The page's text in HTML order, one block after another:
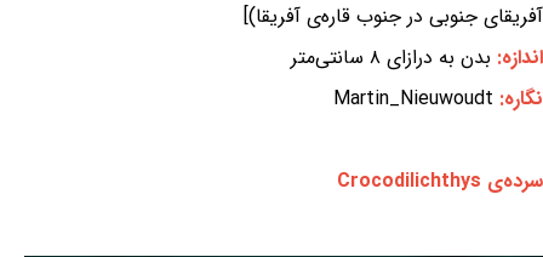
آفریقای جنوبی در جنوب قاره‌ی آفریقا)]
اندازه: بدن به درازای ۸ سانتی‌متر
نگاره: Martin_Nieuwoudt
سرده‌ی Crocodilichthys